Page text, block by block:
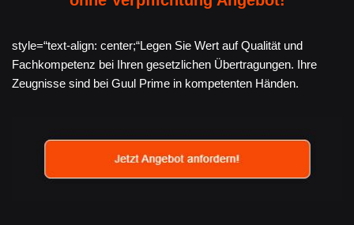
style=“text-align: center;“Legen Sie Wert auf Qualität und
Fachkompetenz bei Ihren gesetzlichen Übertragungen. Ihre
Zeugnisse sind bei Guul Prime in kompetenten Händen.